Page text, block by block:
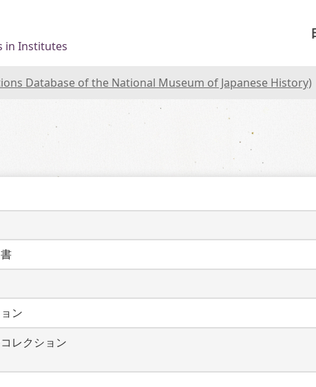
in Institutes
Database of the National Museum of Japanese History)
ン
レクション